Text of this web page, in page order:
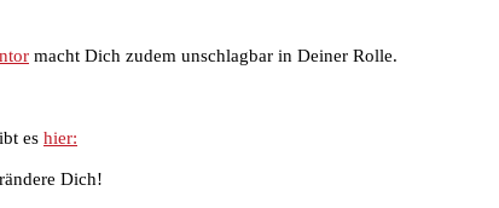
macht Dich zudem unschlagbar in Deiner Rolle.
es hier:
Dich!